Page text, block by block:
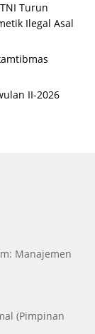
Turun
Ilegal Asal
II-2026
Manajemen
(Pimpinan